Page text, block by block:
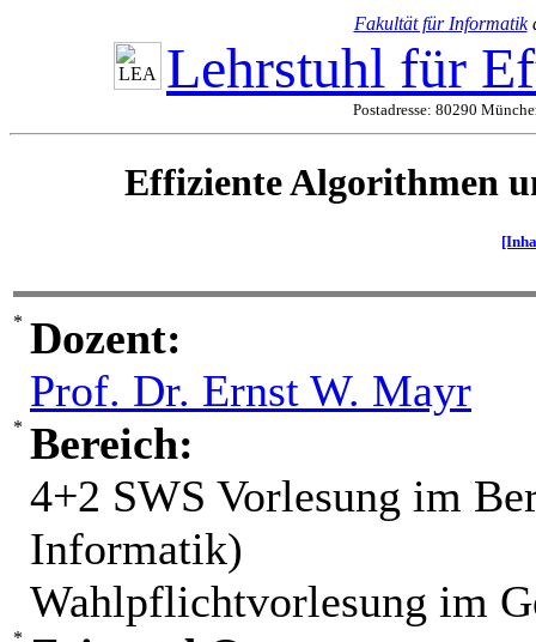
Fakultät für Informatik
Lehrstuhl für
Postadresse: 80290
Effiziente Algorithmen
Dozent:
Prof. Dr. Ernst W. Mayr
Bereich:
4+2 SWS Vorlesung im
Informatik)
Wahlpflichtvorlesung im